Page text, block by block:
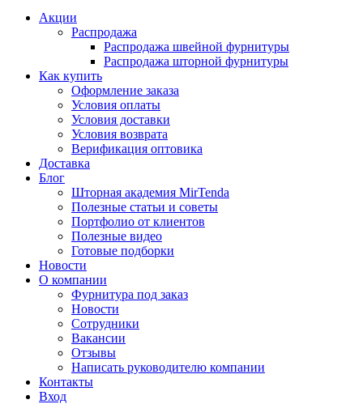
Акции
Распродажа
Распродажа швейной фурнитуры
Распродажа шторной фурнитуры
Как купить
Оформление заказа
Условия оплаты
Условия доставки
Условия возврата
Верификация оптовика
Доставка
Блог
Шторная академия MirTenda
Полезные статьи и советы
Портфолио от клиентов
Полезные видео
Готовые подборки
Новости
О компании
Фурнитура под заказ
Новости
Сотрудники
Вакансии
Отзывы
Написать руководителю компании
Контакты
Вход